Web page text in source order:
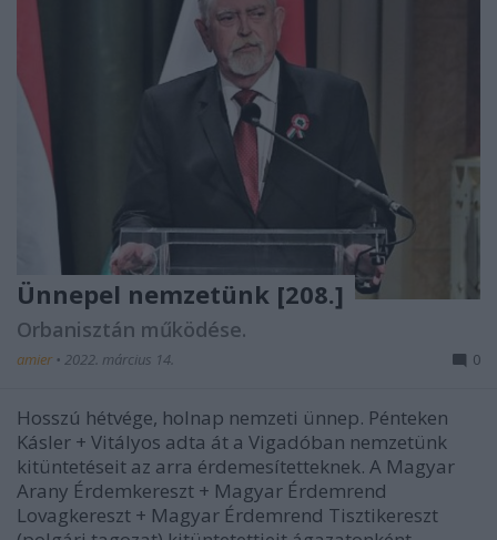
Ünnepel nemzetünk [208.]
Orbanisztán működése.
amier • 2022. március 14. 0
Hosszú hétvége, holnap nemzeti ünnep. Pénteken
Kásler + Vitályos adta át a Vigadóban nemzetünk
kitüntetéseit az arra érdemesítetteknek. A Magyar
Arany Érdemkereszt + Magyar Érdemrend
Lovagkereszt + Magyar Érdemrend Tisztikereszt